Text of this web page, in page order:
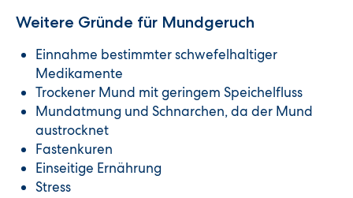
Weitere Gründe für Mundgeruch
Einnahme bestimmter schwefelhaltiger
Medikamente
Trockener Mund mit geringem Speichelfluss
Mundatmung und Schnarchen, da der Mund
austrocknet
Fastenkuren
Einseitige Ernährung
Stress